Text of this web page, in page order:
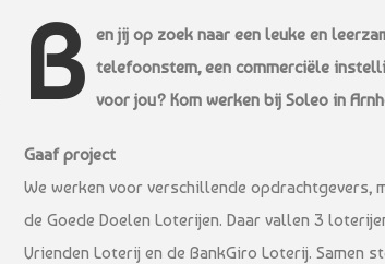
B en jij op zoek naar een leuke en
telefoonstem, een commerciële
voor jou? Kom werken bij Soleo in
Gaaf project
We werken voor verschillende
de Goede Doelen Loterijen. Daar vallen 3
Vrienden Loterij en de BankGiro Loterij. Samen